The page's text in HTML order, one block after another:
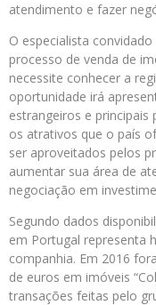
atendimento e fazer
O especialista
processo de venda de
necessite conhecer a
oportunidade irá
estrangeiros e
os atrativos que o país
ser aproveitados pelos
aumentar sua área de
negociação em
Segundo dados
em Portugal representa
companhia. Em 2016
de euros em imóveis
transações feitas pelo